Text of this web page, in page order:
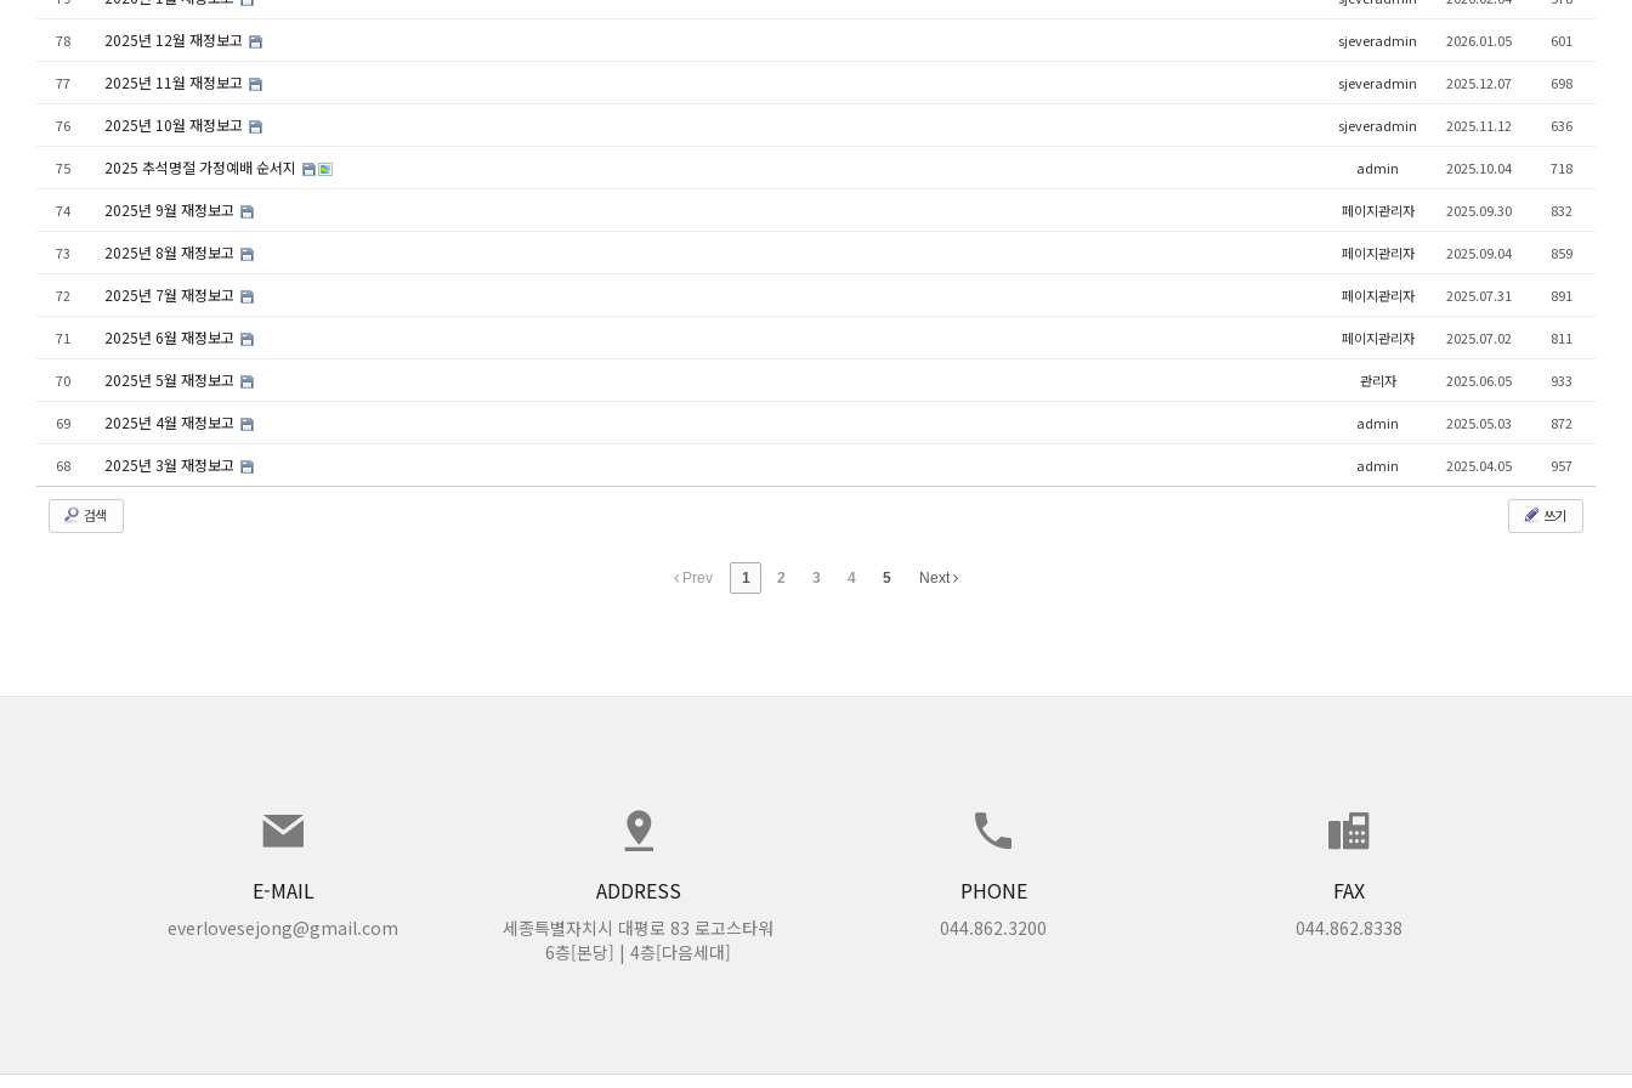
78 2025년 12월 재정보고 sjeveradmin 2026.01.05 601
77 2025년 11월 재정보고 sjeveradmin 2025.12.07 698
76 2025년 10월 재정보고 sjeveradmin 2025.11.12 636
75 2025 추석명절 가정예배 순서지 admin 2025.10.04 718
74 2025년 9월 재정보고 페이지관리자 2025.09.30 832
73 2025년 8월 재정보고 페이지관리자 2025.09.04 859
72 2025년 7월 재정보고 페이지관리자 2025.07.31 891
71 2025년 6월 재정보고 페이지관리자 2025.07.02 811
70 2025년 5월 재정보고 관리자 2025.06.05 933
69 2025년 4월 재정보고 admin 2025.05.03 872
68 2025년 3월 재정보고 admin 2025.04.05 957
검색 쓰기
Prev 1 2 3 4 5 Next
E-MAIL
everlovesejong@gmail.com
ADDRESS
세종특별자치시 대평로 83 로고스타워
6층[본당] | 4층[다음세대]
PHONE
044.862.3200
FAX
044.862.8338